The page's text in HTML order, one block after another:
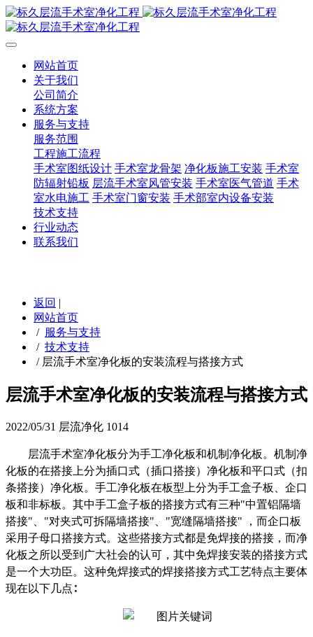
网站首页
关于我们
公司简介
系统方案
服务与支持
服务范围
工程施工流程
手术室图纸设计 手术室龙骨架 净化板施工安装 手术室
防辐射铅板 层流手术室风管安装 手术室医气管道 手术
室水电施工 手术室门窗安装 手术部室内设备安装
技术支持
行业动态
联系我们
返回 |
网站首页
/ 服务与支持
/ 技术支持
/ 层流手术室净化板的安装流程与搭接方式
层流手术室净化板的安装流程与搭接方式
2022/05/31 层流净化 1014
层流手术室净化板分为手工净化板和机制净化板。机制净
化板的在搭接上分为插口式（插口搭接）净化板和平口式（扣
条搭接）净化板。手工净化板在板型上分为手工盒子板、企口
板和非标板。其中手工盒子板的搭接方式有三种"中置铝隔墙
搭接"、"对夹式可拆隔墙搭接"、"宽缝隔墙搭接" ，而企口板
采用子母口搭接方式。这些搭接方式都是免焊接的搭接，而净
化板之所以受到广大社会的认可，其中免焊接安装的搭接方式
是一个大功臣。这种免焊接式的焊接搭接方式工艺特点主要体
现在以下几点∶